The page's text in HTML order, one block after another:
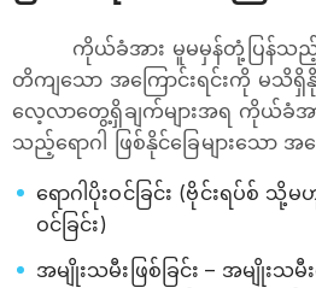
ကိုယ်ခံအား မူမမှန်တုံ့ပြန်သည့်
တိကျသော အကြောင်းရင်းကို မသိရှိ
လေ့လာတွေ့ရှိချက်များအရ ကိုယ်ခံအ
သည့်‌‌ရောဂါ ဖြစ်နိုင်ခြေများသော အခြ
ရောဂါပိုးဝင်ခြင်း (ဗိုင်းရပ်စ်
ဝင်ခြင်း)
အမျိုးသမီးဖြစ်ခြင်း – အမျိုးသ